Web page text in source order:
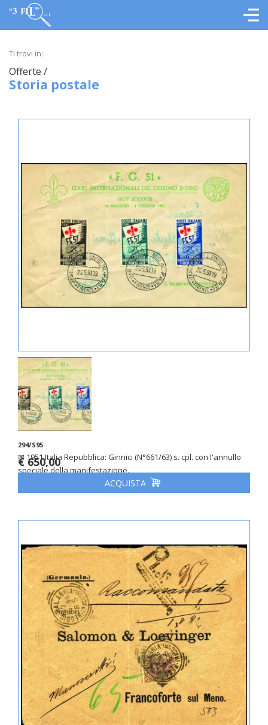
Ti trovi in:
Offerte /
Storia postale
294/S95
✉ 1951 Italia Repubblica: Ginnici (N°661/63) s. cpl. con l'annullo
speciale della manifestazione.
€ 650,00
ACQUISTA